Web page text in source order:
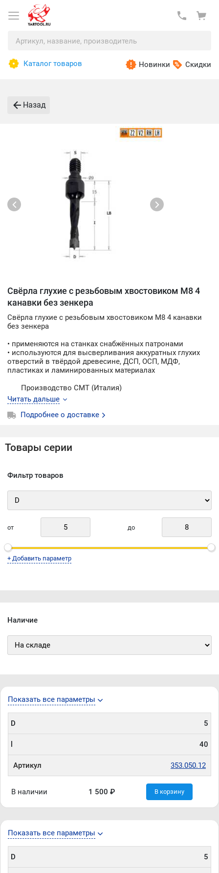
Каталог товаров Новинки Скидки
Назад
Свёрла глухие с резьбовым хвостовиком M8 4
канавки без зенкера
Свёрла глухие с резьбовым хвостовиком M8 4 канавки
без зенкера
• применяются на станках снабжённых патронами
• используются для высверливания аккуратных глухих
отверстий в твёрдой древесине, ДСП, OСП, МДФ,
пластиках и ламинированных материалах
Производство CMT (Италия)
Читать дальше
Подробнее о доставке
Товары серии
Фильтр товаров
от до
+ Добавить параметр
Наличие
Показать все параметры
D 5
40
Артикул 353.050.12
В наличии 1 500 ₽ В корзину
Показать все параметры
D 5